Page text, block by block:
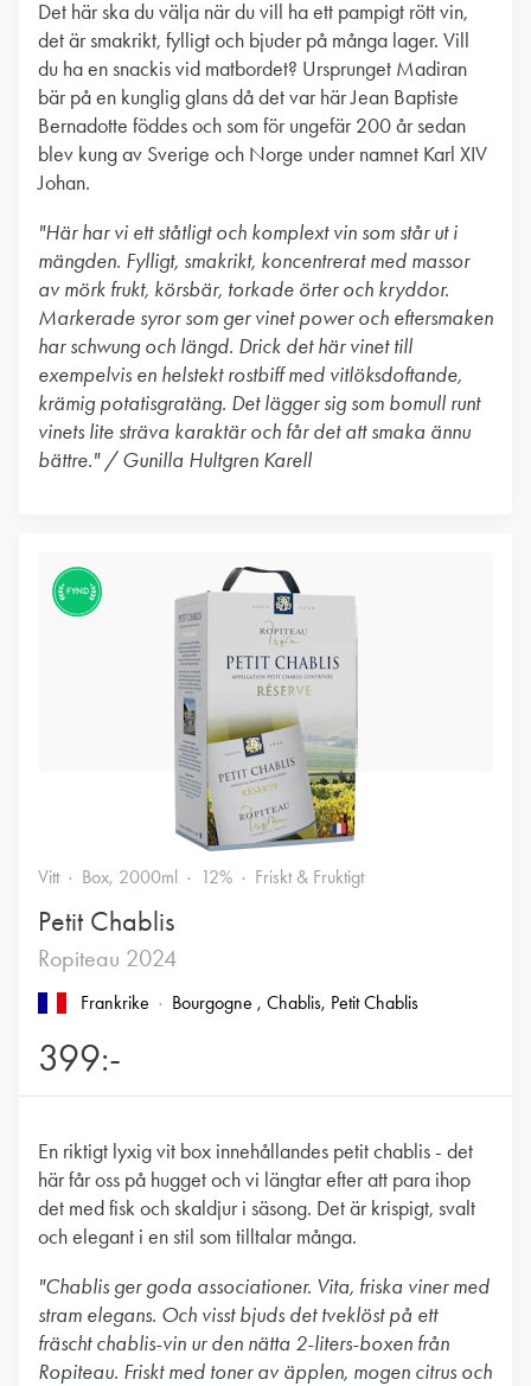
Det här ska du välja när du vill ha ett pampigt rött vin,
det är smakrikt, fylligt och bjuder på många lager. Vill
du ha en snackis vid matbordet? Ursprunget Madiran
bär på en kunglig glans då det var här Jean Baptiste
Bernadotte föddes och som för ungefär 200 år sedan
blev kung av Sverige och Norge under namnet Karl XIV
Johan.
"Här har vi ett ståtligt och komplext vin som står ut i
mängden. Fylligt, smakrikt, koncentrerat med massor
av mörk frukt, körsbär, torkade örter och kryddor.
Markerade syror som ger vinet power och eftersmaken
har schwung och längd. Drick det här vinet till
exempelvis en helstekt rostbiff med vitlöksdoftande,
krämig potatisgratäng. Det lägger sig som bomull runt
vinets lite sträva karaktär och får det att smaka ännu
bättre." / Gunilla Hultgren Karell
FYND
Vitt Box, 2000ml 12% Friskt & Fruktigt
Petit Chablis
Ropiteau 2024
Frankrike Bourgogne , Chablis, Petit Chablis
399:-
En riktigt lyxig vit box innehållandes petit chablis - det
här får oss på hugget och vi längtar efter att para ihop
det med fisk och skaldjur i säsong. Det är krispigt, svalt
och elegant i en stil som tilltalar många.
"Chablis ger goda associationer. Vita, friska viner med
stram elegans. Och visst bjuds det tveklöst på ett
fräscht chablis-vin ur den nätta 2-liters-boxen från
Ropiteau. Friskt med toner av äpplen, mogen citrus och